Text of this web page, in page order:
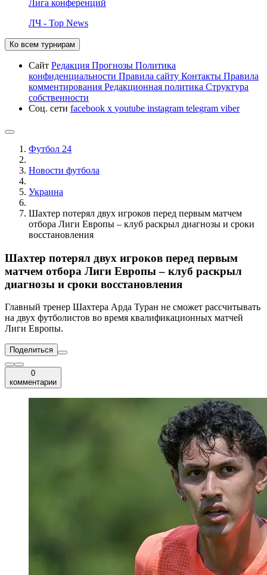
Лига конференций
ЛЧ - Top News
Ко всем турнирам
Сайт Редакция Прогнозы Политика
конфиденциальности Правила сайту Контакты Правила
комментирования Редакционная политика Структура
собственности
Соц. сети facebook x youtube instagram telegram viber
Футбол 24
Новости футбола
Украина
Шахтер потерял двух игроков перед первым матчем
отбора Лиги Европы – клуб раскрыл диагнозы и сроки
восстановления
Шахтер потерял двух игроков перед первым
матчем отбора Лиги Европы – клуб раскрыл
диагнозы и сроки восстановления
Главный тренер Шахтера Арда Туран не сможет рассчитывать
на двух футболистов во время квалификационных матчей
Лиги Европы.
Поделиться
0
комментарии